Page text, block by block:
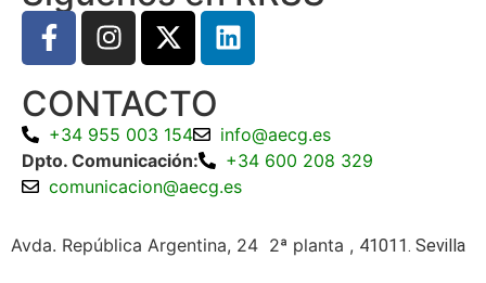
CONTACTO
+34 955 003 154
info@aecg.es
Dpto. Comunicación:
+34 600 208 329
comunicacion@aecg.es
Avda. República Argentina, 24 2ª planta , 41011. Sevilla